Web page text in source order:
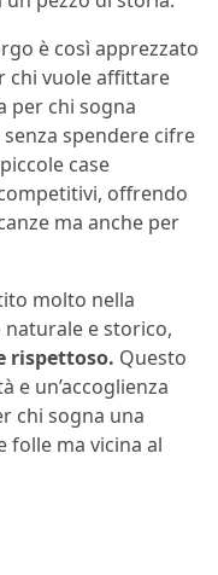
è così apprezzato
chi vuole affittare
per chi sogna
spendere cifre
case
offrendo
ma anche per
molto nella
e storico,
rispettoso. Questo
e un’accoglienza
chi sogna una
folle ma vicina al